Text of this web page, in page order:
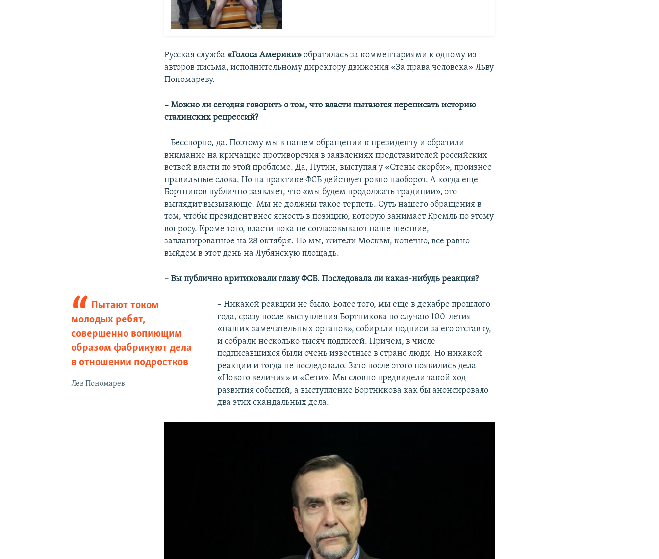
Русская служба «Голоса Америки» обратилась за комментариями к одному из
авторов письма, исполнительному директору движения «За права человека» Льву
Пономареву.
– Можно ли сегодня говорить о том, что власти пытаются переписать историю
сталинских репрессий?
– Бесспорно, да. Поэтому мы в нашем обращении к президенту и обратили
внимание на кричащие противоречия в заявлениях представителей российских
ветвей власти по этой проблеме. Да, Путин, выступая у «Стены скорби», произнес
правильные слова. Но на практике ФСБ действует ровно наоборот. А когда еще
Бортников публично заявляет, что «мы будем продолжать традиции», это
выглядит вызывающе. Мы не должны такое терпеть. Суть нашего обращения в
том, чтобы президент внес ясность в позицию, которую занимает Кремль по этому
вопросу. Кроме того, власти пока не согласовывают наше шествие,
запланированное на 28 октября. Но мы, жители Москвы, конечно, все равно
выйдем в этот день на Лубянскую площадь.
– Вы публично критиковали главу ФСБ. Последовала ли какая-нибудь реакция?
Пытают током
молодых ребят,
совершенно вопиющим
образом фабрикуют дела
в отношении подростков
Лев Пономарев
– Никакой реакции не было. Более того, мы еще в декабре прошлого
года, сразу после выступления Бортникова по случаю 100-летия
«наших замечательных органов», собирали подписи за его отставку,
и собрали несколько тысяч подписей. Причем, в числе
подписавшихся были очень известные в стране люди. Но никакой
реакции и тогда не последовало. Зато после этого появились дела
«Нового величия» и «Сети». Мы словно предвидели такой ход
развития событий, а выступление Бортникова как бы анонсировало
два этих скандальных дела.